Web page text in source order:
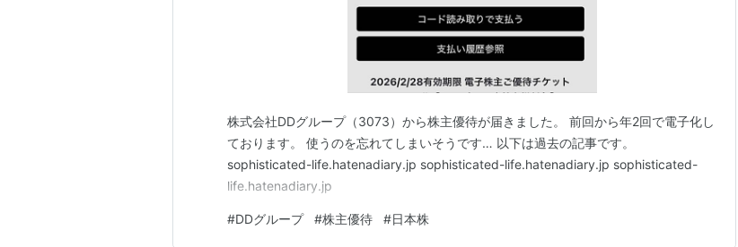
株式会社DDグループ（3073）から株主優待が届きました。 前回から年2回で電子化し
ております。 使うのを忘れてしまいそうです… 以下は過去の記事です。
sophisticated-life.hatenadiary.jp sophisticated-life.hatenadiary.jp sophisticated-
life.hatenadiary.jp
#DDグループ #株主優待 #日本株